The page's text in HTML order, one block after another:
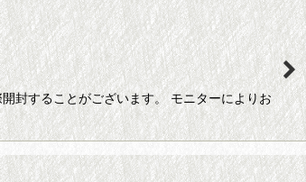
封することがございます。 モニターによりお